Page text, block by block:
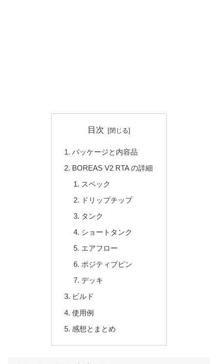
目次
パッケージと内容品
BOREAS V2 RTA の詳細
スペック
ドリップチップ
タンク
ショートタンク
エアフロー
ポジティブピン
デッキ
ビルド
使用例
感想とまとめ